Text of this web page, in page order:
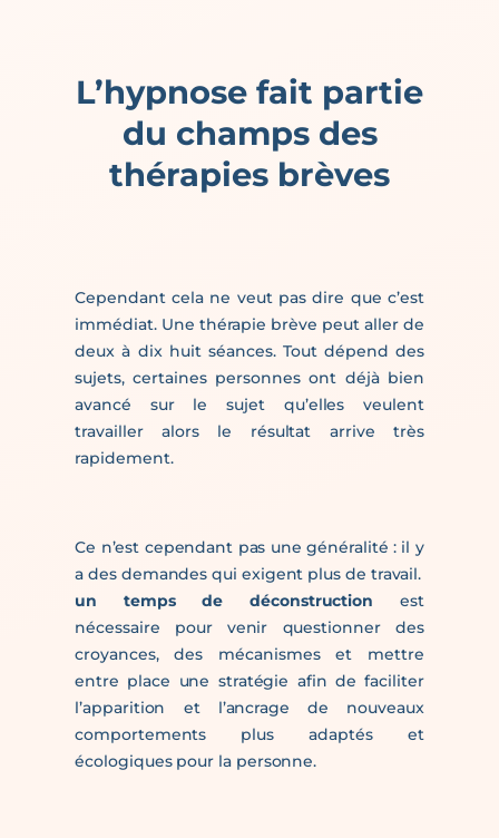
L’hypnose fait partie
du champs des
thérapies brèves
Cependant cela ne veut pas dire que c’est
immédiat. Une thérapie brève peut aller de
deux à dix huit séances. Tout dépend des
sujets, certaines personnes ont déjà bien
avancé sur le sujet qu’elles veulent
travailler alors le résultat arrive très
rapidement.
Ce n’est cependant pas une généralité : il y
a des demandes qui exigent plus de travail.
un temps de déconstruction est
nécessaire pour venir questionner des
croyances, des mécanismes et mettre
entre place une stratégie afin de faciliter
l’apparition et l’ancrage de nouveaux
comportements plus adaptés et
écologiques pour la personne.